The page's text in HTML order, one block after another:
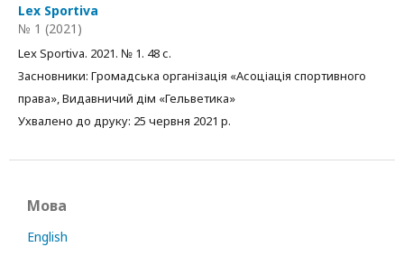
Lex Sportiva
№ 1 (2021)
Lex Sportiva. 2021. № 1. 48 с.
Засновники: Громадська організація «Асоціація спортивного
права», Видавничий дім «Гельветика»
Ухвалено до друку: 25 червня 2021 р.
Мова
English